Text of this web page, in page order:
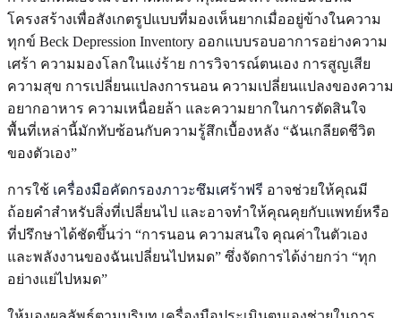
โครงสร้างเพื่อสังเกตรูปแบบที่มองเห็นยากเมื่ออยู่ข้างในความ
ทุกข์ Beck Depression Inventory ออกแบบรอบอาการอย่างความ
เศร้า ความมองโลกในแง่ร้าย การวิจารณ์ตนเอง การสูญเสีย
ความสุข การเปลี่ยนแปลงการนอน ความเปลี่ยนแปลงของความ
อยากอาหาร ความเหนื่อยล้า และความยากในการตัดสินใจ
พื้นที่เหล่านี้มักทับซ้อนกับความรู้สึกเบื้องหลัง “ฉันเกลียดชีวิต
ของตัวเอง”
การใช้ เครื่องมือคัดกรองภาวะซึมเศร้าฟรี อาจช่วยให้คุณมี
ถ้อยคำสำหรับสิ่งที่เปลี่ยนไป และอาจทำให้คุณคุยกับแพทย์หรือ
ที่ปรึกษาได้ชัดขึ้นว่า “การนอน ความสนใจ คุณค่าในตัวเอง
และพลังงานของฉันเปลี่ยนไปหมด” ซึ่งจัดการได้ง่ายกว่า “ทุก
อย่างแย่ไปหมด”